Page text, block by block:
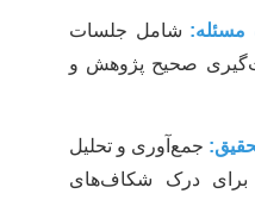
مسئله: شامل جلسات
صحیح پژوهش و
جمع‌آوری و تحلیل
برای درک شکاف‌های